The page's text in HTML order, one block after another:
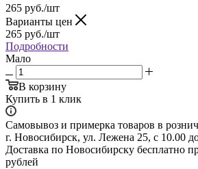
265 руб./шт
Варианты цен
265 руб./шт
Подробности
Мало
В корзину
Купить в 1 клик
Самовывоз и примерка товаров в
г. Новосибирск, ул. Лежена 25, с 10.00
Доставка по Новосибирску бесплатно
рублей